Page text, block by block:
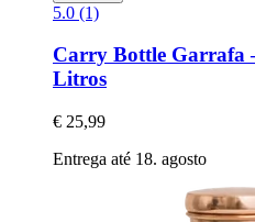
5.0 (1)
Carry Bottle Garrafa
Litros
€ 25,99
Entrega até 18. agosto